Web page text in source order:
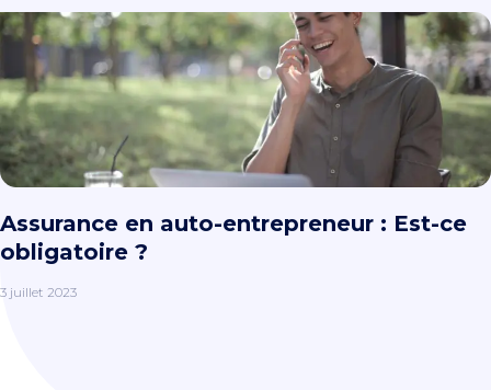
Assurance en auto-entrepreneur : Est-ce
obligatoire ?
3 juillet 2023